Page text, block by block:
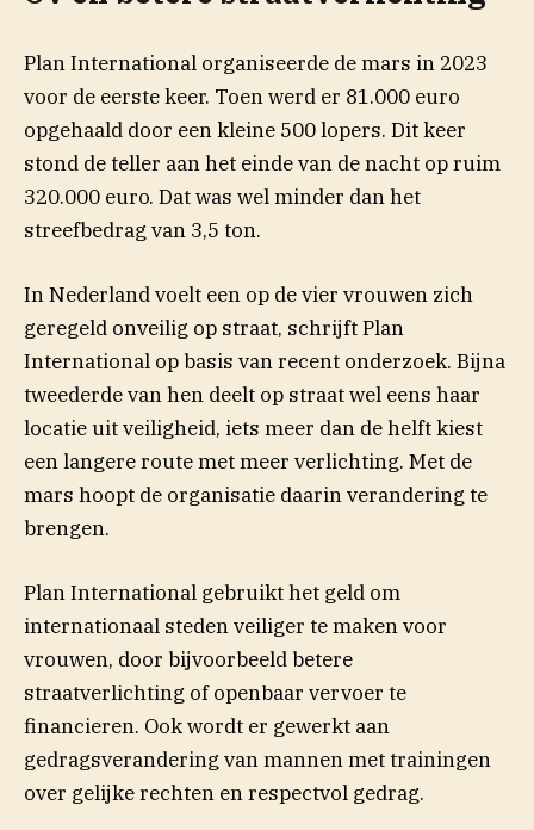
Plan International organiseerde de mars in 2023
voor de eerste keer. Toen werd er 81.000 euro
opgehaald door een kleine 500 lopers. Dit keer
stond de teller aan het einde van de nacht op ruim
320.000 euro. Dat was wel minder dan het
streefbedrag van 3,5 ton.
In Nederland voelt een op de vier vrouwen zich
geregeld onveilig op straat, schrijft Plan
International op basis van recent onderzoek. Bijna
tweederde van hen deelt op straat wel eens haar
locatie uit veiligheid, iets meer dan de helft kiest
een langere route met meer verlichting. Met de
mars hoopt de organisatie daarin verandering te
brengen.
Plan International gebruikt het geld om
internationaal steden veiliger te maken voor
vrouwen, door bijvoorbeeld betere
straatverlichting of openbaar vervoer te
financieren. Ook wordt er gewerkt aan
gedragsverandering van mannen met trainingen
over gelijke rechten en respectvol gedrag.